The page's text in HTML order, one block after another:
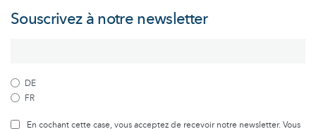
Souscrivez à notre newsletter
DE
FR
En cochant cette case, vous acceptez de recevoir notre newsletter. Vous